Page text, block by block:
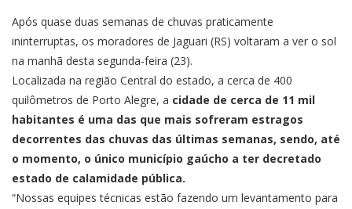
Após quase duas semanas de chuvas praticamente
ininterruptas, os moradores de Jaguari (RS) voltaram a ver o sol
na manhã desta segunda-feira (23).
Localizada na região Central do estado, a cerca de 400
quilômetros de Porto Alegre, a cidade de cerca de 11 mil
habitantes é uma das que mais sofreram estragos
decorrentes das chuvas das últimas semanas, sendo, até
o momento, o único município gaúcho a ter decretado
estado de calamidade pública.
“Nossas equipes técnicas estão fazendo um levantamento para